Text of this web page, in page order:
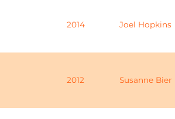
2014 Joel Hopkins
2012 Susanne Bier